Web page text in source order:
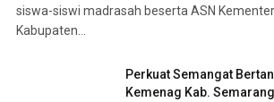
siswa-siswi madrasah beserta ASN
Kabupaten…
Perkuat Semangat
Kemenag Kab.